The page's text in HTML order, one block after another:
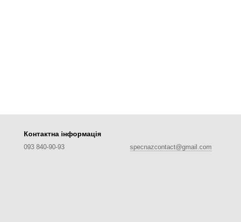
Контактна інформація
093 840-90-93 specnazcontact@gmail.com